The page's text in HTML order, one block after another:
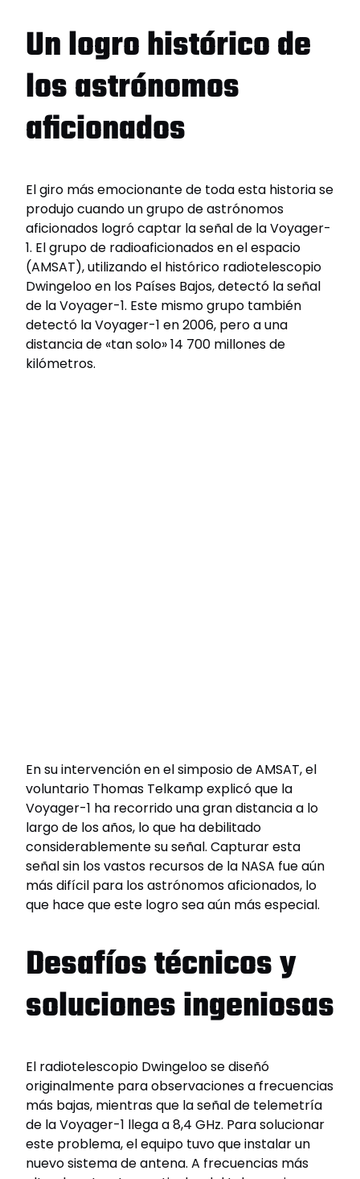
Un logro histórico de
los astrónomos
aficionados
El giro más emocionante de toda esta historia se
produjo cuando un grupo de astrónomos
aficionados logró captar la señal de la Voyager-
1. El grupo de radioaficionados en el espacio
(AMSAT), utilizando el histórico radiotelescopio
Dwingeloo en los Países Bajos, detectó la señal
de la Voyager-1. Este mismo grupo también
detectó la Voyager-1 en 2006, pero a una
distancia de «tan solo» 14 700 millones de
kilómetros.
En su intervención en el simposio de AMSAT, el
voluntario Thomas Telkamp explicó que la
Voyager-1 ha recorrido una gran distancia a lo
largo de los años, lo que ha debilitado
considerablemente su señal. Capturar esta
señal sin los vastos recursos de la NASA fue aún
más difícil para los astrónomos aficionados, lo
que hace que este logro sea aún más especial.
Desafíos técnicos y
soluciones ingeniosas
El radiotelescopio Dwingeloo se diseñó
originalmente para observaciones a frecuencias
más bajas, mientras que la señal de telemetría
de la Voyager-1 llega a 8,4 GHz. Para solucionar
este problema, el equipo tuvo que instalar un
nuevo sistema de antena. A frecuencias más